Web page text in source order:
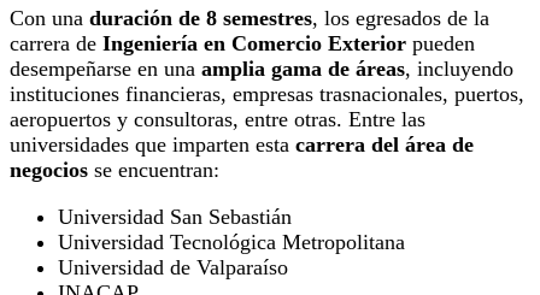
Con una duración de 8 semestres, los egresados de la
carrera de Ingeniería en Comercio Exterior pueden
desempeñarse en una amplia gama de áreas, incluyendo
instituciones financieras, empresas trasnacionales, puertos,
aeropuertos y consultoras, entre otras. Entre las
universidades que imparten esta carrera del área de
negocios se encuentran:
Universidad San Sebastián
Universidad Tecnológica Metropolitana
Universidad de Valparaíso